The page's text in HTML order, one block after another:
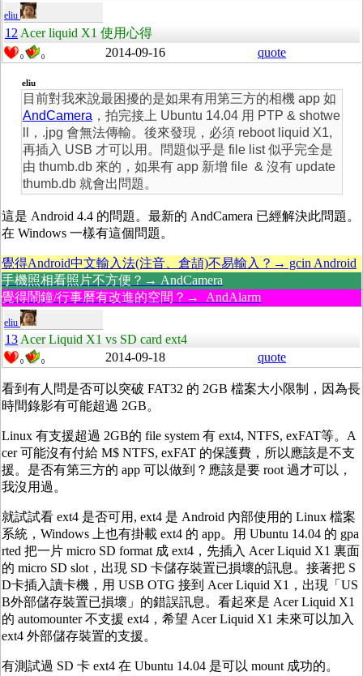
eliu
12Acer liquid X1 使用心得
0 0 2014-09-16 quote
eliu
目前對我來說最困擾的是如果有用第三方的相機 app 如
AndCamera，拍完接上 Ubuntu 14.04 用 PTP & shotwe
ll，.jpg 會無法傳輸。後來發現，必須 reboot liquid X1,
再插入 USB 才可以用。問題似乎是 file list 似乎完全是
由 thumb.db 來的，如果有 app 新增 file & 沒有 update
thumb.db 就會出問題。
這是 Android 4.4 的問題。最新的 AndCamera 已經解決此問題。
在 Windows 一樣有這個問題。
覺得Android中文輸入法(注音、倉頡)不易輸入？→ gcin Android
手機照相看照片不方便？→ AndCamera
覺得鬧鐘/行事曆有改進的空間？→ AndAlarm
eliu
13Acer Liquid X1 vs SD card ext4
0 0 2014-09-18 quote
看到有人問是否可以突破 FAT32 的 2GB 檔案大小限制，因為長
時間錄影有可能超過 2GB。
Linux 有支援超過 2GB的 file system 有 ext4, NTFS, exFAT等。A
cer 可能沒有付給 M$ NTFS, exFAT 的保護費，所以應該是不支
援。是否有第三方的 app 可以做到？應該是要 root 過才可以，
我沒用過。
就試試看 ext4 是否可用, ext4 是 Android 內部使用的 Linux 檔案
系統，Windows 上也有掛載 ext4 的 app。用 Ubuntu 14.04 的 gpa
rted 把一片 micro SD format 成 ext4，先插入 Acer Liquid X1 裏面
的 micro SD slot，出現 SD 卡儲存裝置已損壞的訊息。接著把 S
D卡插入讀卡機，用 USB OTG 接到 Acer Liquid X1，出現「US
B外部儲存裝置已損壞」的錯誤訊息。看起來是 Acer Liquid X1
的 automounter 不支援 ext4，希望 Acer Liquid X1 未來可以加入
ext4 外部儲存裝置的支援。
有測試過 SD 卡 ext4 在 Ubuntu 14.04 是可以 mount 成功的。